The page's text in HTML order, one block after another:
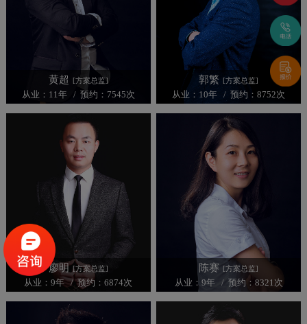
黄超 [方案总监]
从业：11年 / 预约：7545次
郭繁 [方案总监]
从业：10年 / 预约：8752次
廖明 [方案总监]
从业：9年 / 预约：6874次
陈赛 [方案总监]
从业：9年 / 预约：8321次